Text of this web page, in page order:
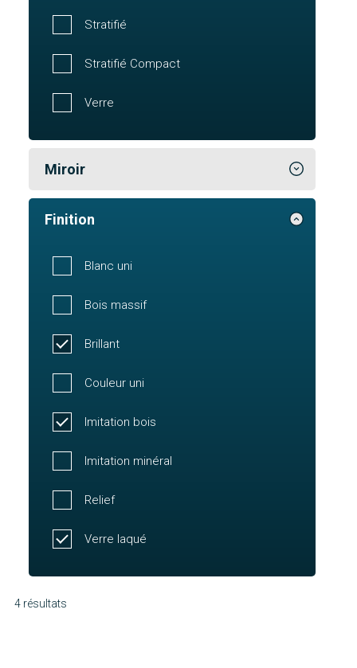
Stratifié
Stratifié Compact
Verre
Miroir
Finition
Blanc uni
Bois massif
Brillant
Couleur uni
Imitation bois
Imitation minéral
Relief
Verre laqué
4 résultats